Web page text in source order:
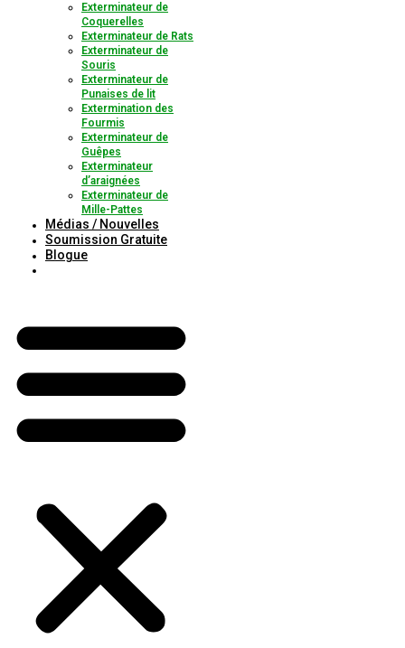
Exterminateur de
Coquerelles
Exterminateur de Rats
Exterminateur de
Souris
Exterminateur de
Punaises de lit
Extermination des
Fourmis
Exterminateur de
Guêpes
Exterminateur
d’araignées
Exterminateur de
Mille-Pattes
Médias / Nouvelles
Soumission Gratuite
Blogue